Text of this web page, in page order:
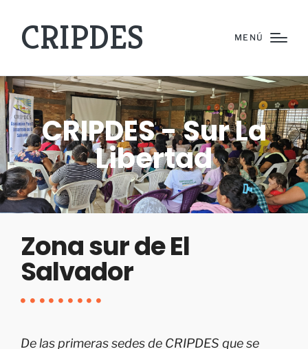
CRIPDES MENÚ
CRIPDES - Sur La
Libertad
Zona sur de El
Salvador
De las primeras sedes de CRIPDES que se